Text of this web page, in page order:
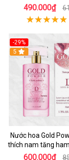
hãng thơm
490.000₫
-29%
5
Nước hoa Gold
thích nam tăng
mạnh
600.000₫